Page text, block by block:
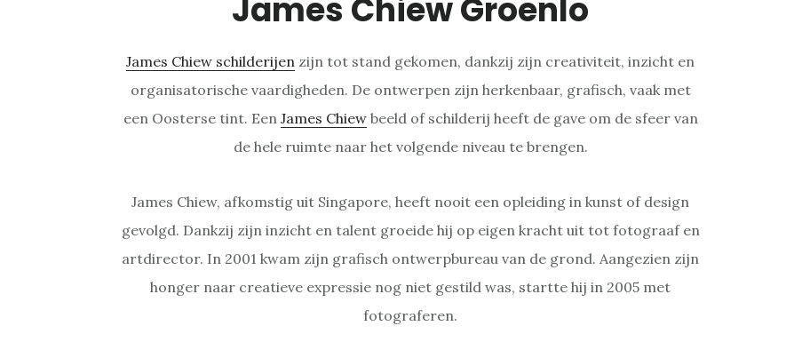
James Chiew Groenlo
James Chiew schilderijen zijn tot stand gekomen, dankzij zijn creativiteit, inzicht en
organisatorische vaardigheden. De ontwerpen zijn herkenbaar, grafisch, vaak met
een Oosterse tint. Een James Chiewbeeld of schilderij heeft de gave om de sfeer van
de hele ruimte naar het volgende niveau te brengen.
James Chiew, afkomstig uit Singapore, heeft nooit een opleiding in kunst of design
gevolgd. Dankzij zijn inzicht en talent groeide hij op eigen kracht uit tot fotograaf en
artdirector. In 2001 kwam zijn grafisch ontwerpbureau van de grond. Aangezien zijn
honger naar creatieve expressie nog niet gestild was, startte hij in 2005 met
fotograferen.